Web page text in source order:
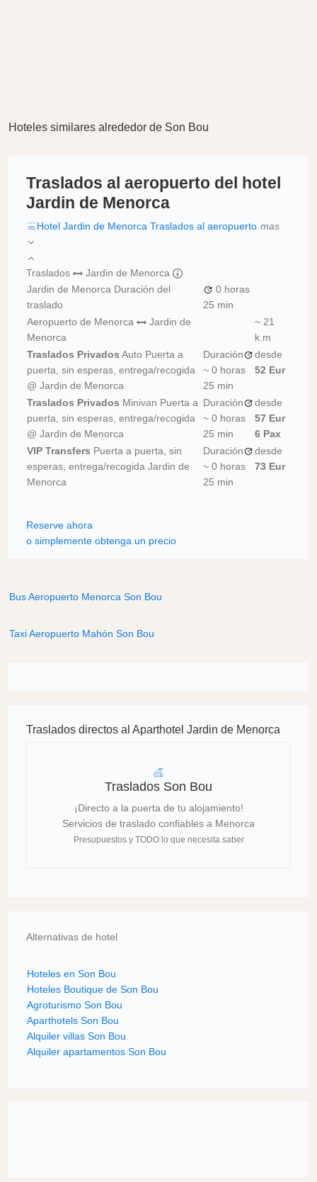
Hoteles similares alrededor de Son Bou
Traslados al aeropuerto del hotel
Jardin de Menorca
Hotel Jardin de Menorca Traslados al aeropuerto mas
Traslados
Jardin de Menorca
Jardin de Menorca Duración del
traslado
0 horas
25 min
Aeropuerto de Menorca
Jardin de
Menorca
~ 21
k.m
Traslados Privados Auto Puerta a
puerta, sin esperas, entrega/recogida
@ Jardin de Menorca
Duración
~ 0 horas
25 min
desde
52 Eur
Traslados Privados Minivan Puerta a
puerta, sin esperas, entrega/recogida
@ Jardin de Menorca
Duración
~ 0 horas
25 min
desde
57 Eur
6 Pax
VIP Transfers Puerta a puerta, sin
esperas, entrega/recogida Jardin de
Menorca
Duración
~ 0 horas
25 min
desde
73 Eur
Reserve ahora
o simplemente obtenga un precio
Bus Aeropuerto Menorca Son Bou
Taxi Aeropuerto Mahón Son Bou
Traslados directos al Aparthotel Jardin de Menorca
Traslados Son Bou
¡Directo a la puerta de tu alojamiento!
Servicios de traslado confiables a Menorca
Presupuestos y TODO lo que necesita saber
Alternativas de hotel
Hoteles en Son Bou
Hoteles Boutique de Son Bou
Agroturismo Son Bou
Aparthotels Son Bou
Alquiler villas Son Bou
Alquiler apartamentos Son Bou